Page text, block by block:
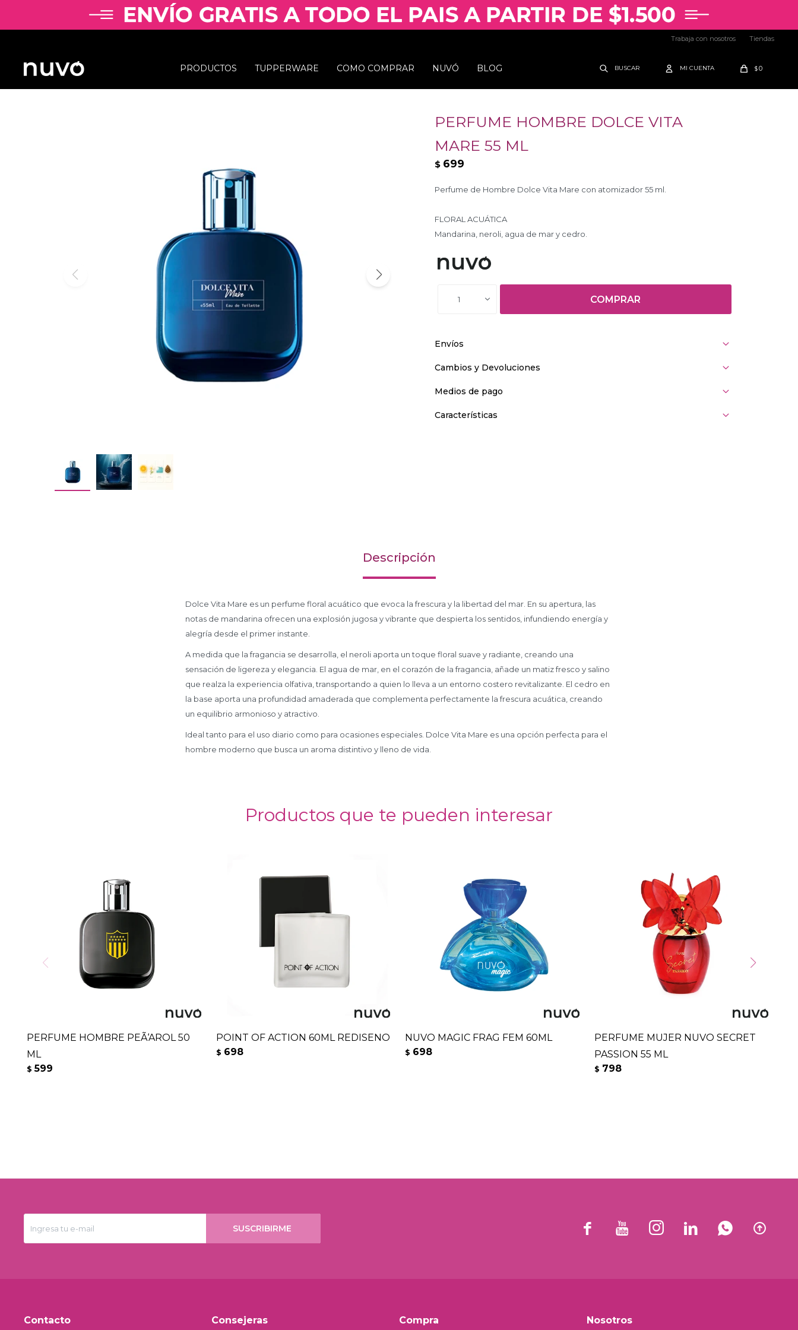
PRODUCTOS TUPPERWARE COMO COMPRAR NUVÓ BLOG $0
Trabaja con nosotros Tiendas
PERFUME HOMBRE DOLCE VITA
MARE 55 ML
$ 699
Perfume de Hombre Dolce Vita Mare con atomizador 55 ml.
FLORAL ACUÁTICA
Mandarina, neroli, agua de mar y cedro.
1 COMPRAR
Envíos
Cambios y Devoluciones
Medios de pago
Características
Descripción
Dolce Vita Mare es un perfume floral acuático que evoca la frescura y la libertad del mar. En su apertura, las
notas de mandarina ofrecen una explosión jugosa y vibrante que despierta los sentidos, infundiendo energía y
alegría desde el primer instante.
A medida que la fragancia se desarrolla, el neroli aporta un toque floral suave y radiante, creando una
sensación de ligereza y elegancia. El agua de mar, en el corazón de la fragancia, añade un matiz fresco y salino
que realza la experiencia olfativa, transportando a quien lo lleva a un entorno costero revitalizante. El cedro en
la base aporta una profundidad amaderada que complementa perfectamente la frescura acuática, creando
un equilibrio armonioso y atractivo.
Ideal tanto para el uso diario como para ocasiones especiales. Dolce Vita Mare es una opción perfecta para el
hombre moderno que busca un aroma distintivo y lleno de vida.
Productos que te pueden interesar
PERFUME HOMBRE PEÃ‘AROL 50
ML
$ 599
POINT OF ACTION 60ML REDISENO
$ 698
NUVO MAGIC FRAG FEM 60ML
$ 698
PERFUME MUJER NUVO SECRET
PASSION 55 ML
$ 798
SUSCRIBIRME      
Contacto Consejeras Compra Nosotros